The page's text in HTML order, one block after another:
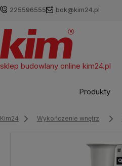
225596555 bok@kim24.pl
sklep budowlany online kim24.pl
Produkty
Kim24 Wykończenie wnętrz